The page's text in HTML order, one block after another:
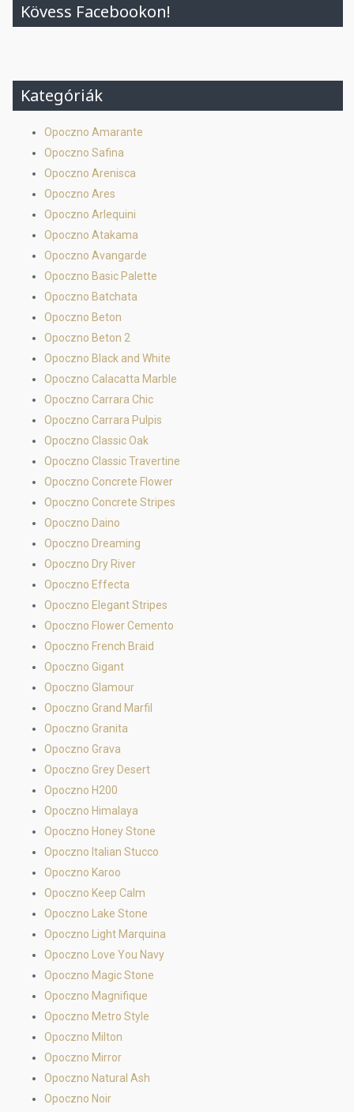
Kövess Facebookon!
Kategóriák
Opoczno Amarante
Opoczno Safina
Opoczno Arenisca
Opoczno Ares
Opoczno Arlequini
Opoczno Atakama
Opoczno Avangarde
Opoczno Basic Palette
Opoczno Batchata
Opoczno Beton
Opoczno Beton 2
Opoczno Black and White
Opoczno Calacatta Marble
Opoczno Carrara Chic
Opoczno Carrara Pulpis
Opoczno Classic Oak
Opoczno Classic Travertine
Opoczno Concrete Flower
Opoczno Concrete Stripes
Opoczno Daino
Opoczno Dreaming
Opoczno Dry River
Opoczno Effecta
Opoczno Elegant Stripes
Opoczno Flower Cemento
Opoczno French Braid
Opoczno Gigant
Opoczno Glamour
Opoczno Grand Marfil
Opoczno Granita
Opoczno Grava
Opoczno Grey Desert
Opoczno H200
Opoczno Himalaya
Opoczno Honey Stone
Opoczno Italian Stucco
Opoczno Karoo
Opoczno Keep Calm
Opoczno Lake Stone
Opoczno Light Marquina
Opoczno Love You Navy
Opoczno Magic Stone
Opoczno Magnifique
Opoczno Metro Style
Opoczno Milton
Opoczno Mirror
Opoczno Natural Ash
Opoczno Noir